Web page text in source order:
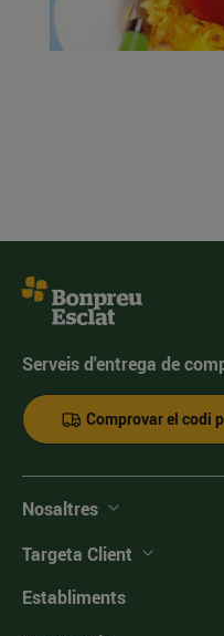
Serveis d'entrega de
Comprovar el codi
Nosaltres
Targeta Client
Establiments